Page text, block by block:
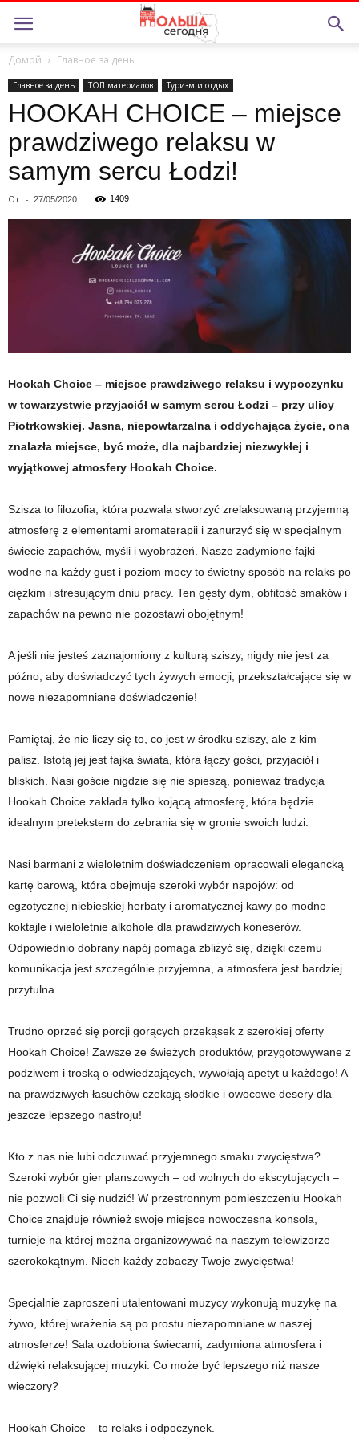
Домой Главное за день
Главное за день ТОП материалов Туризм и отдых
HOOKAH CHOICE – miejsce
prawdziwego relaksu w
samym sercu Łodzi!
От - 27/05/2020 1409
Hookah Choice – miejsce prawdziwego relaksu i wypoczynku
w towarzystwie przyjaciół w samym sercu Łodzi – przy ulicy
Piotrkowskiej. Jasna, niepowtarzalna i oddychająca życie, ona
znalazła miejsce, być może, dla najbardziej niezwykłej i
wyjątkowej atmosfery Hookah Choice.
Szisza to filozofia, która pozwala stworzyć zrelaksowaną przyjemną
atmosferę z elementami aromaterapii i zanurzyć się w specjalnym
świecie zapachów, myśli i wyobrażeń. Nasze zadymione fajki
wodne na każdy gust i poziom mocy to świetny sposób na relaks po
ciężkim i stresującym dniu pracy. Ten gęsty dym, obfitość smaków i
zapachów na pewno nie pozostawi obojętnym!
A jeśli nie jesteś zaznajomiony z kulturą sziszy, nigdy nie jest za
późno, aby doświadczyć tych żywych emocji, przekształcające się w
nowe niezapomniane doświadczenie!
Pamiętaj, że nie liczy się to, co jest w środku sziszy, ale z kim
palisz. Istotą jej jest fajka świata, która łączy gości, przyjaciół i
bliskich. Nasi goście nigdzie się nie spieszą, ponieważ tradycja
Hookah Choice zakłada tylko kojącą atmosferę, która będzie
idealnym pretekstem do zebrania się w gronie swoich ludzi.
Nasi barmani z wieloletnim doświadczeniem opracowali elegancką
kartę barową, która obejmuje szeroki wybór napojów: od
egzotycznej niebieskiej herbaty i aromatycznej kawy po modne
koktajle i wieloletnie alkohole dla prawdziwych koneserów.
Odpowiednio dobrany napój pomaga zbliżyć się, dzięki czemu
komunikacja jest szczególnie przyjemna, a atmosfera jest bardziej
przytulna.
Trudno oprzeć się porcji gorących przekąsek z szerokiej oferty
Hookah Choice! Zawsze ze świeżych produktów, przygotowywane z
podziwem i troską o odwiedzających, wywołają apetyt u każdego! A
na prawdziwych łasuchów czekają słodkie i owocowe desery dla
jeszcze lepszego nastroju!
Kto z nas nie lubi odczuwać przyjemnego smaku zwycięstwa?
Szeroki wybór gier planszowych – od wolnych do ekscytujących –
nie pozwoli Ci się nudzić! W przestronnym pomieszczeniu Hookah
Choice znajduje również swoje miejsce nowoczesna konsola,
turnieje na której można organizowywać na naszym telewizorze
szerokokątnym. Niech każdy zobaczy Twoje zwycięstwa!
Specjalnie zaproszeni utalentowani muzycy wykonują muzykę na
żywo, której wrażenia są po prostu niezapomniane w naszej
atmosferze! Sala ozdobiona świecami, zadymiona atmosfera i
dźwięki relaksującej muzyki. Co może być lepszego niż nasze
wieczory?
Hookah Choice – to relaks i odpoczynek.